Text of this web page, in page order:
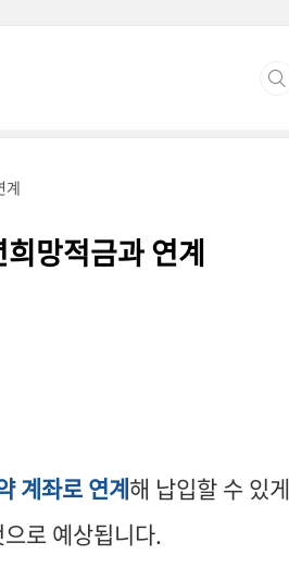
계
망적금과 연계
계좌로 연계해 납입할 수 있게
로 예상됩니다.